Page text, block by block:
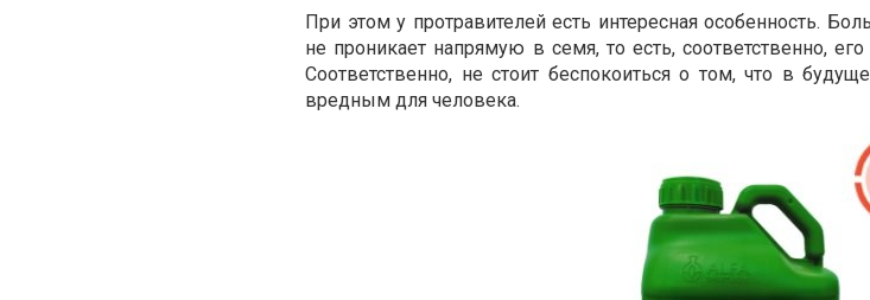
При этом у протравителей есть интересная особенность.
не проникает напрямую в семя, то есть, соответственно, его
Соответственно, не стоит беспокоиться о том, что в
вредным для человека.